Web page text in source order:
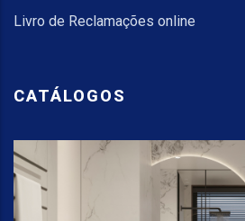
Livro de Reclamações online
CATÁLOGOS